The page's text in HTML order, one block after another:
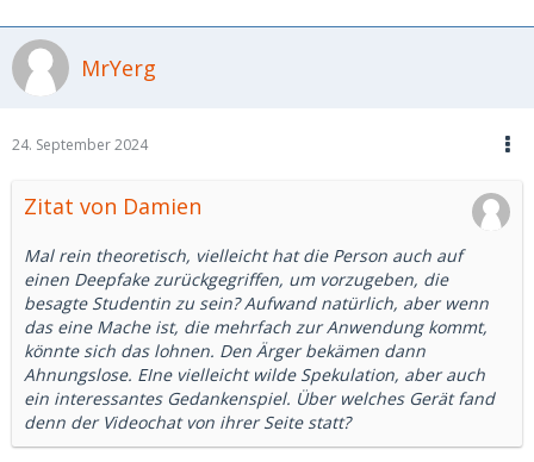
MrYerg
24. September 2024
Zitat von Damien
Mal rein theoretisch, vielleicht hat die Person auch auf
einen Deepfake zurückgegriffen, um vorzugeben, die
besagte Studentin zu sein? Aufwand natürlich, aber wenn
das eine Mache ist, die mehrfach zur Anwendung kommt,
könnte sich das lohnen. Den Ärger bekämen dann
Ahnungslose. EIne vielleicht wilde Spekulation, aber auch
ein interessantes Gedankenspiel. Über welches Gerät fand
denn der Videochat von ihrer Seite statt?